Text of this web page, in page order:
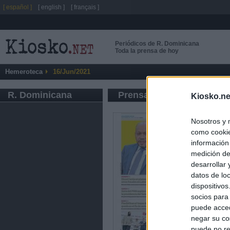
Nosotros y
como
medición
desarrollar
datos de
socios
puede
negar su
Periódicos de R. Dominicana
Toda la prensa de hoy
Hemeroteca 16/Jun/2021
R. Dominicana Prensa de Información
[ español ] [ english ] [ français ]